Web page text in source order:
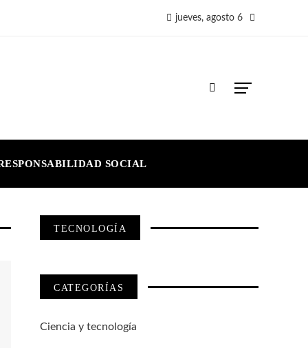
jueves, agosto 6
SOCIAL
TECNOLOGÍA
CATEGORÍAS
Ciencia y tecnología